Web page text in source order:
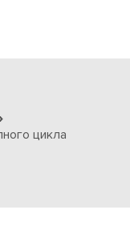
цикла